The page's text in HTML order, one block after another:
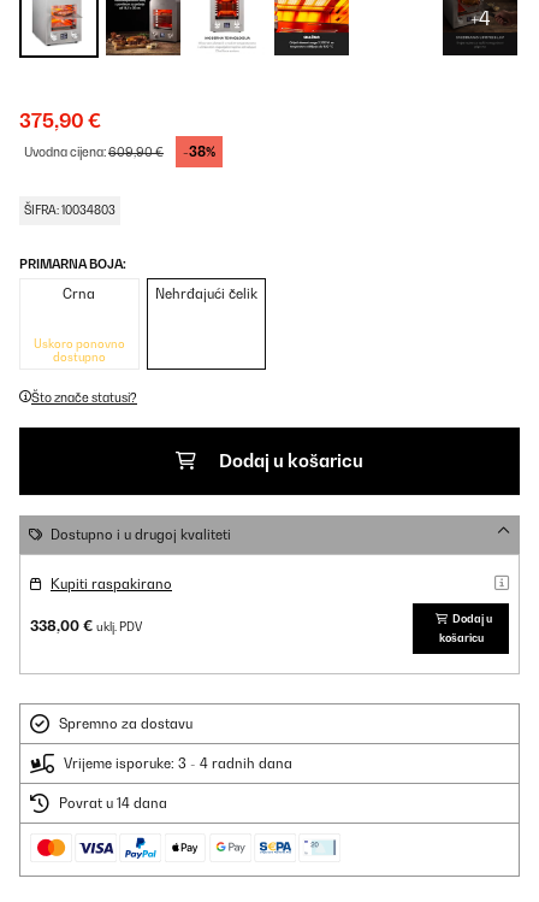
+4
375,90 €
Uvodna cijena:609,90 € -38%
ŠIFRA: 10034803
PRIMARNA BOJA:
Crna
Uskoro ponovno
dostupno
Nehrđajući čelik
Što znače statusi?
Dodaj u košaricu
Dostupno i u drugoj kvaliteti
Kupiti raspakirano
338,00 € uklj. PDV
Dodaj u
košaricu
Spremno za dostavu
Vrijeme isporuke: 3 - 4 radnih dana
Povrat u 14 dana